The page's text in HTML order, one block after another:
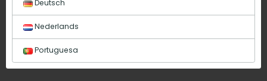
Deutsch
Nederlands
Portuguesa